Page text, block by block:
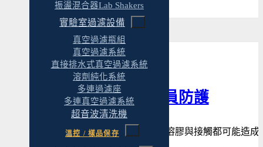
振盪混合器Lab Shakers
實驗室過濾設備
真空過濾瓶組
真空過濾系統
直接排水式真空過濾系統
溶劑純化系統
多連過濾座
多連真空過濾系統
超音波清洗機
溫控 / 樣品保存
生物安全與人員防護
操作致病微生物時，氣溶膠與接觸都可能造